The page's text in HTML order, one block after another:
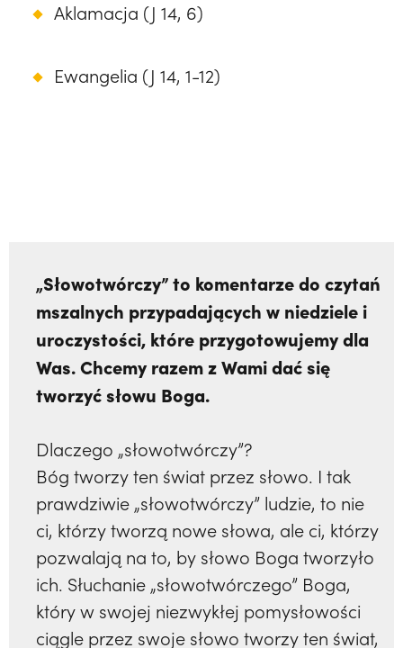
Aklamacja (J 14, 6)
Ewangelia (J 14, 1-12)
„Słowotwórczy” to komentarze do czytań
mszalnych przypadających w niedziele i
uroczystości, które przygotowujemy dla
Was. Chcemy razem z Wami dać się
tworzyć słowu Boga.
Dlaczego „słowotwórczy”?
Bóg tworzy ten świat przez słowo. I tak
prawdziwie „słowotwórczy” ludzie, to nie
ci, którzy tworzą nowe słowa, ale ci, którzy
pozwalają na to, by słowo Boga tworzyło
ich. Słuchanie „słowotwórczego” Boga,
który w swojej niezwykłej pomysłowości
ciągle przez swoje słowo tworzy ten świat,